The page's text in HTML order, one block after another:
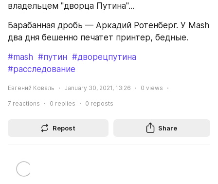
владельцем "дворца Путина"...
Барабанная дробь — Аркадий Ротенберг. У Mash
два дня бешенно печатет принтер, бедные.
#mash #путин #дворецпутина
#расследование
Евгений Коваль January 30, 2021, 13:26 0 views
7 reactions 0 replies 0 reposts
Repost Share